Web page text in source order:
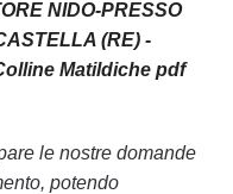
NIDO-PRESSO
(RE) -
Matildiche pdf
le nostre domande
potendo